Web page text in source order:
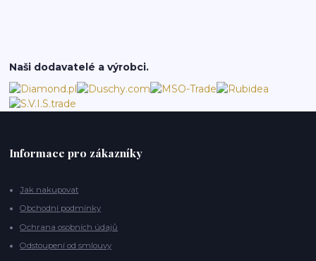
Naši dodavatelé a výrobci.
Informace pro zákazníky
Jak nakupovat
Obchodní podmínky
Ochrana osobních údajů
Odstoupení od smlouvy